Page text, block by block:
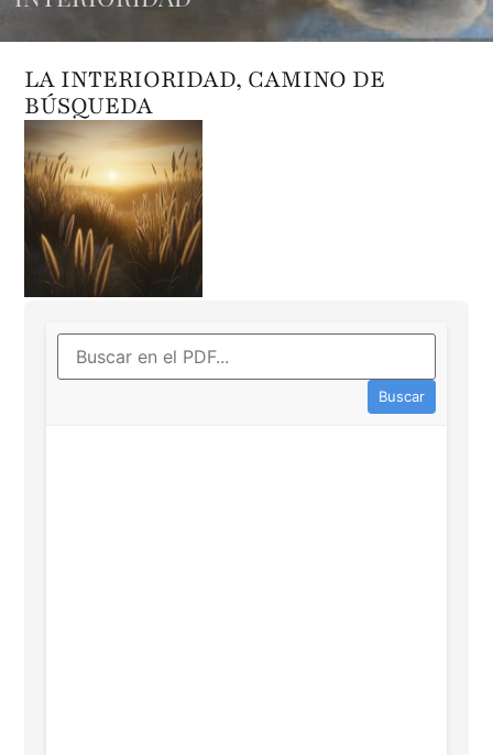
LA INTERIORIDAD, CAMINO DE
BÚSQUEDA
Buscar